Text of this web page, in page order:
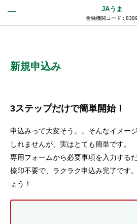
JAうま
金融機関コード : 8389
メリット
機能・サービス
新規申込み
3ステップだけで簡単開始！
申込みって大変そう。。そんなイメー
しれませんが、実はとても簡単です。
専用フォームから必要事項を入力する
捺印不要で、ラクラク申込み完了です
ょう！